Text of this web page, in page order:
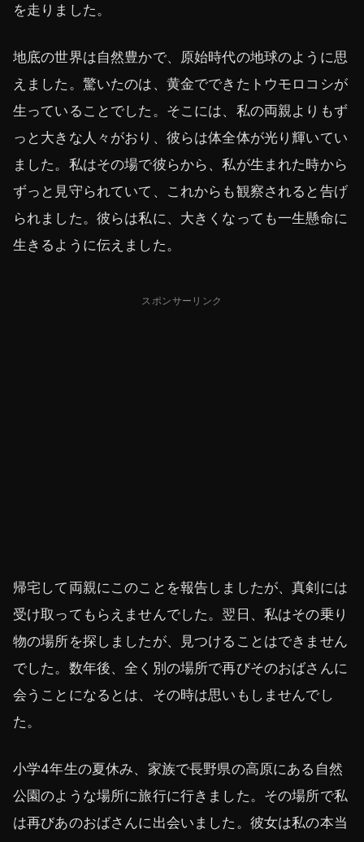
を走りました。
地底の世界は自然豊かで、原始時代の地球のように思
えました。驚いたのは、黄金でできたトウモロコシが
生っていることでした。そこには、私の両親よりもず
っと大きな人々がおり、彼らは体全体が光り輝いてい
ました。私はその場で彼らから、私が生まれた時から
ずっと見守られていて、これからも観察されると告げ
られました。彼らは私に、大きくなっても一生懸命に
生きるように伝えました。
スポンサーリンク
帰宅して両親にこのことを報告しましたが、真剣には
受け取ってもらえませんでした。翌日、私はその乗り
物の場所を探しましたが、見つけることはできません
でした。数年後、全く別の場所で再びそのおばさんに
会うことになるとは、その時は思いもしませんでし
た。
小学4年生の夏休み、家族で長野県の高原にある自然
公園のような場所に旅行に行きました。その場所で私
は再びあのおばさんに出会いました。彼女は私の本当